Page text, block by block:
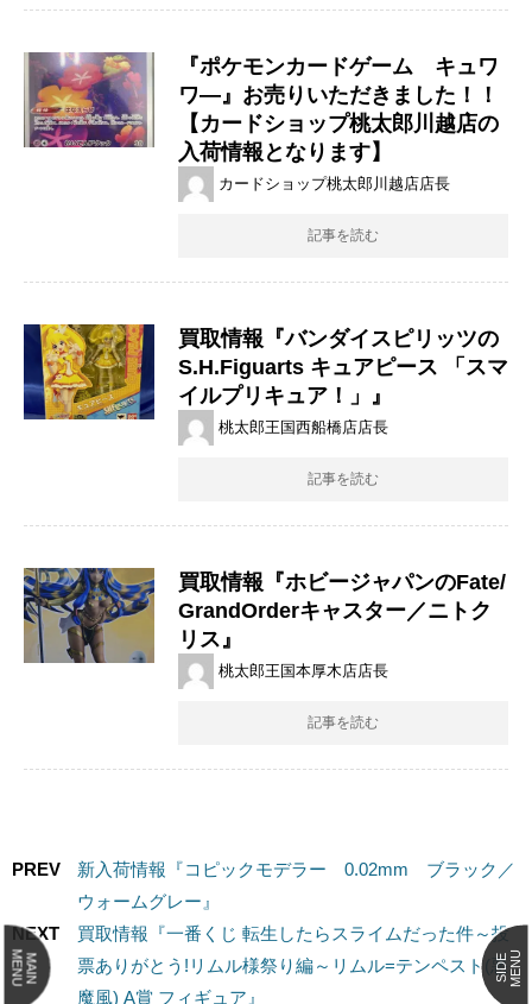
『ポケモンカードゲーム キュワ
ワ―』お売りいただきました！！
【カードショップ桃太郎川越店の
入荷情報となります】
カードショップ桃太郎川越店店長
記事を読む
買取情報『バンダイスピリッツの
S.H.Figuarts ​キュアピース ​「スマ
イルプリキュア！」』
桃太郎王国西船橋店店長
記事を読む
買取情報『ホビージャパンのFate/
GrandOrderキャスター／ニトク
リス』
桃太郎王国本厚木店店長
記事を読む
PREV
新入荷情報『コピックモデラー 0.02mm ブラック／
ウォームグレー』
NEXT
買取情報『一番くじ ​転生したらスライムだった件～投
票ありがとう!リムル様祭り編～リムル=テンペスト(悪
魔風) ​A賞 ​フィギュア』
MAIN
MENU SIDEMENU